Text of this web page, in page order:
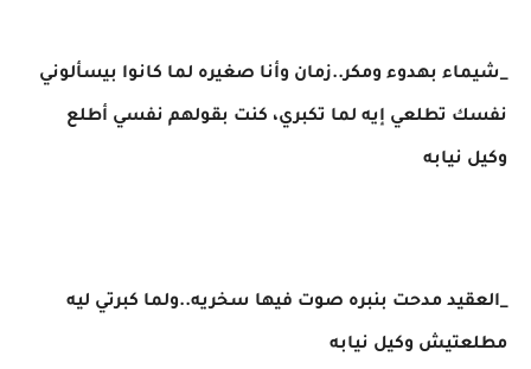
_شيماء بهدوء ومكر..زمان وأنا صغيره لما كانوا بيسألوني
نفسك تطلعي إيه لما تكبري، كنت بقولهم نفسي أطلع
وكيل نيابه
_العقيد مدحت بنبره صوت فيها سخريه..ولما كبرتي ليه
مطلعتيش وكيل نيابه